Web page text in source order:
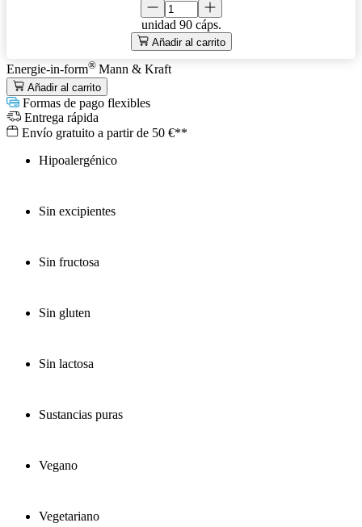
unidad 90 cáps.
Añadir al carrito
Energie-in-form® Mann & Kraft
Añadir al carrito
Formas de pago flexibles
Entrega rápida
Envío gratuito a partir de 50 €**
Hipoalergénico
Sin excipientes
Sin fructosa
Sin gluten
Sin lactosa
Sustancias puras
Vegano
Vegetariano